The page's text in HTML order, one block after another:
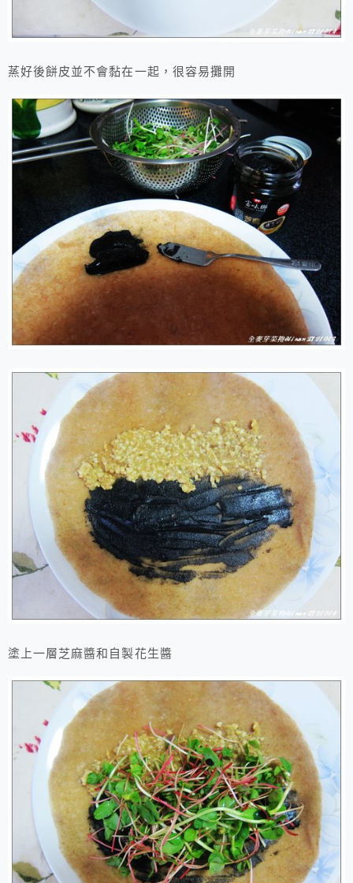
蒸好後餅皮並不會黏在一起，很容易攤開
塗上一層芝麻醬和自製花生醬